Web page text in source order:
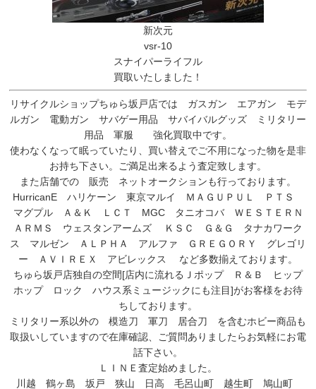
新次元
vsr-10
スナイパーライフル
買取いたしました！
リサイクルショップちゅら坂戸店では ガスガン エアガン モデ
ルガン 電動ガン サバゲー用品 サバイバルグッズ ミリタリー
用品 軍服 強化買取中です。
使わなくなって眠っていたり、買い替えでご不用になった物を是非
お持ち下さい。ご満足出来るよう査定致します。
また店舗での 販売 ネットオークションも行っております。
HurricanE ハリケーン 東京マルイ ＭＡＧＵＰＵＬ ＰＴＳ
マグプル Ａ＆Ｋ ＬＣＴ MGC タニオコバ ＷＥＳＴＥＲＮ
ＡＲＭＳ ウェスタンアームズ ＫＳＣ Ｇ＆Ｇ タナカワーク
ス マルゼン ＡＬＰＨＡ アルファ ＧＲＥＧＯＲＹ グレゴリ
ー ＡＶＩＲＥＸ アビレックス など多数揃えております。
ちゅら坂戸店独自の空間[店内に流れるＪポップ Ｒ＆Ｂ ヒップ
ホップ ロック ハウス系ミュージックにも注目]がお客様をお待
ちしております。
ミリタリー系以外の 模造刀 軍刀 居合刀 を含むホビー商品も
取扱いしていますので在庫確認、ご質問ありましたらお気軽にお電
話下さい。
ＬＩＮＥ査定始めました。
川越 鶴ヶ島 坂戸 狭山 日高 毛呂山町 越生町 鳩山町